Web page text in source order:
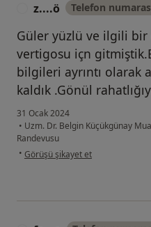
z....ö Telefon
Güler yüzlü ve ilgili
vertigosu içn
bilgileri ayrıntı olarak
kaldık .Gönül
31 Ocak 2024
• Uzm. Dr. Belgin Küçükgünay
Randevusu
• kullanıcının görüşüne göre z....ö
Görüşü şikayet et